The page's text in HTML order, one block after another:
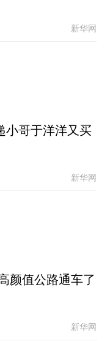
新华网
小哥于洋洋又买
新华网
颜值公路通车了
新华网